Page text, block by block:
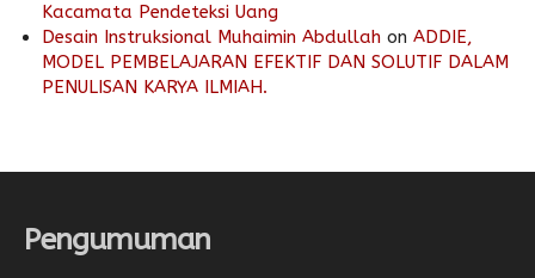
Kacamata Pendeteksi Uang
Desain Instruksional Muhaimin Abdullah on ADDIE,
MODEL PEMBELAJARAN EFEKTIF DAN SOLUTIF DALAM
PENULISAN KARYA ILMIAH.
Pengumuman